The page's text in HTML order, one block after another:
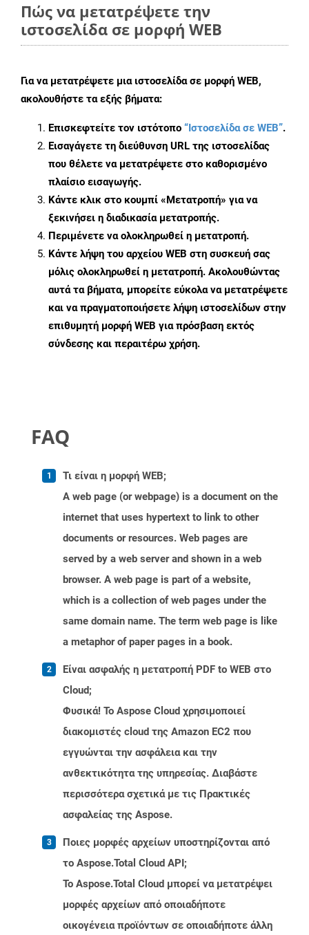
Πώς να μετατρέψετε την
ιστοσελίδα σε μορφή WEB
Για να μετατρέψετε μια ιστοσελίδα σε μορφή WEB,
ακολουθήστε τα εξής βήματα:
Επισκεφτείτε τον ιστότοπο “Ιστοσελίδα σε WEB”.
Εισαγάγετε τη διεύθυνση URL της ιστοσελίδας
που θέλετε να μετατρέψετε στο καθορισμένο
πλαίσιο εισαγωγής.
Κάντε κλικ στο κουμπί «Μετατροπή» για να
ξεκινήσει η διαδικασία μετατροπής.
Περιμένετε να ολοκληρωθεί η μετατροπή.
Κάντε λήψη του αρχείου WEB στη συσκευή σας
μόλις ολοκληρωθεί η μετατροπή. Ακολουθώντας
αυτά τα βήματα, μπορείτε εύκολα να μετατρέψετε
και να πραγματοποιήσετε λήψη ιστοσελίδων στην
επιθυμητή μορφή WEB για πρόσβαση εκτός
σύνδεσης και περαιτέρω χρήση.
FAQ
Τι είναι η μορφή WEB;
A web page (or webpage) is a document on the
internet that uses hypertext to link to other
documents or resources. Web pages are
served by a web server and shown in a web
browser. A web page is part of a website,
which is a collection of web pages under the
same domain name. The term web page is like
a metaphor of paper pages in a book.
Είναι ασφαλής η μετατροπή PDF to WEB στο
Cloud;
Φυσικά! Το Aspose Cloud χρησιμοποιεί
διακομιστές cloud της Amazon EC2 που
εγγυώνται την ασφάλεια και την
ανθεκτικότητα της υπηρεσίας. Διαβάστε
περισσότερα σχετικά με τις Πρακτικές
ασφαλείας της Aspose.
Ποιες μορφές αρχείων υποστηρίζονται από
το Aspose.Total Cloud API;
Το Aspose.Total Cloud μπορεί να μετατρέψει
μορφές αρχείων από οποιαδήποτε
οικογένεια προϊόντων σε οποιαδήποτε άλλη